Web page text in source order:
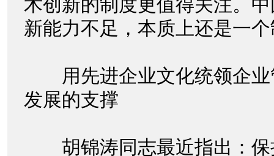
术创新的制度更值得关注。
新能力不足，本质上还是一
用先进企业文化统领企业
发展的支撑
胡锦涛同志最近指出：保